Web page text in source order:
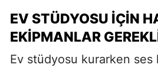
EV STÜDYOSU İÇIN
EKIPMANLAR
Ev stüdyosu kurarken ses